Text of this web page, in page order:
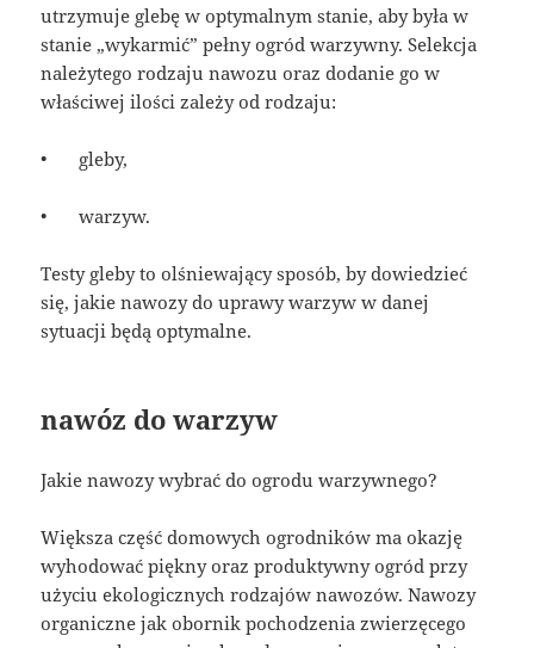
utrzymuje glebę w optymalnym stanie, aby była w
stanie „wykarmić” pełny ogród warzywny. Selekcja
należytego rodzaju nawozu oraz dodanie go w
właściwej ilości zależy od rodzaju:
• gleby,
• warzyw.
Testy gleby to olśniewający sposób, by dowiedzieć
się, jakie nawozy do uprawy warzyw w danej
sytuacji będą optymalne.
nawóz do warzyw
Jakie nawozy wybrać do ogrodu warzywnego?
Większa część domowych ogrodników ma okazję
wyhodować piękny oraz produktywny ogród przy
użyciu ekologicznych rodzajów nawozów. Nawozy
organiczne jak obornik pochodzenia zwierzęcego